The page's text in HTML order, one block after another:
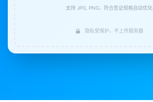
支持 JPG, PNG，符合签证规格自动优化
隐私受保护，不上传服务器